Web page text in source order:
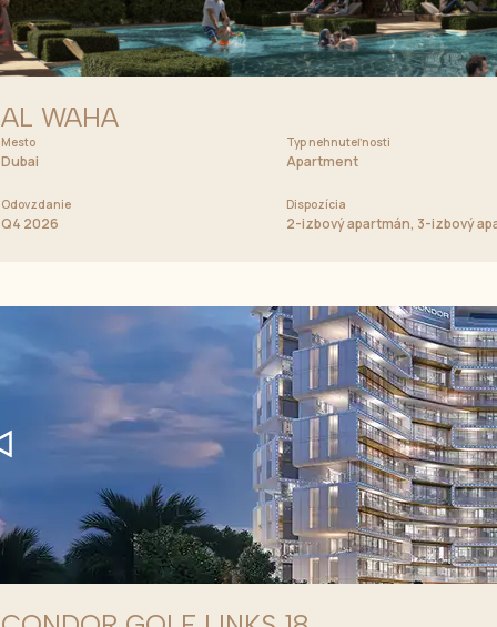
AL WAHA
Mesto
Dubai
Typ nehnuteľnosti
Apartment
Odovzdanie
Q4 2026
Dispozícia
2-izbový apartmán, 3-izbový